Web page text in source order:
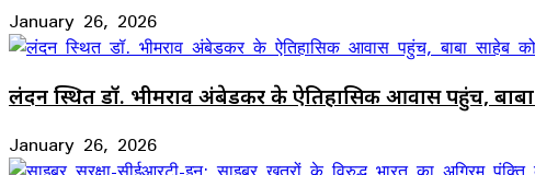
January 26, 2026
लंदन स्थित डॉ. भीमराव अंबेडकर के ऐतिहासिक आवास पहुंच,
January 26, 2026